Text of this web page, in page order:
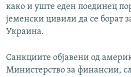
како и уште еден поединец
јеменски цивили да се борат
Украина.
Санкциите објавени од
Министерство за финансии,